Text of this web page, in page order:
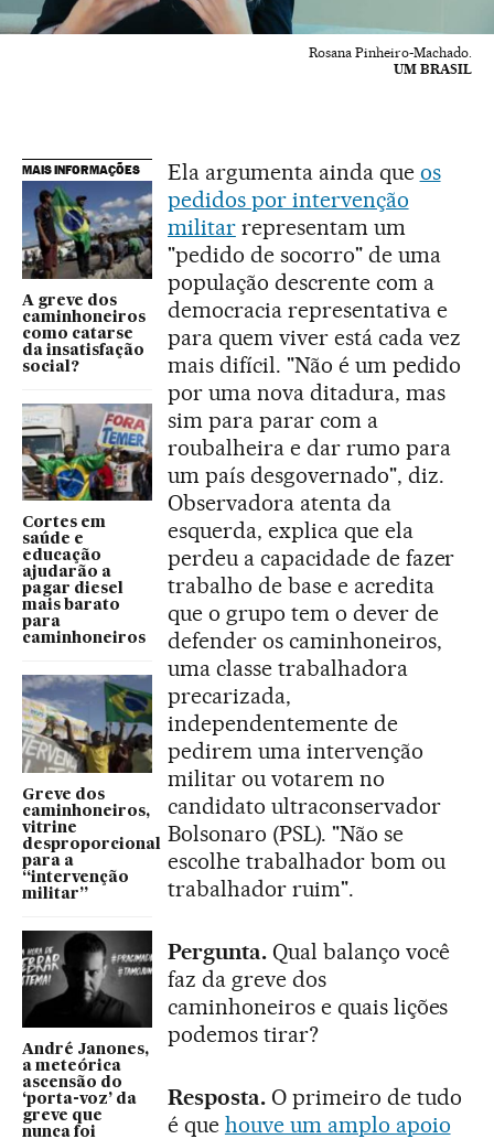
Rosana Pinheiro-Machado.
UM BRASIL
MAIS INFORMAÇÕES
A greve dos
caminhoneiros
como catarse
da insatisfação
social?
Cortes em
saúde e
educação
ajudarão a
pagar diesel
mais barato
para
caminhoneiros
Greve dos
caminhoneiros,
vitrine
desproporcional
para a
“intervenção
militar”
André Janones,
a meteórica
ascensão do
‘porta-voz’ da
greve que
nunca foi
Ela argumenta ainda que os
pedidos por intervenção
militarrepresentam um
"pedido de socorro" de uma
população descrente com a
democracia representativa e
para quem viver está cada vez
mais difícil. "Não é um pedido
por uma nova ditadura, mas
sim para parar com a
roubalheira e dar rumo para
um país desgovernado", diz.
Observadora atenta da
esquerda, explica que ela
perdeu a capacidade de fazer
trabalho de base e acredita
que o grupo tem o dever de
defender os caminhoneiros,
uma classe trabalhadora
precarizada,
independentemente de
pedirem uma intervenção
militar ou votarem no
candidato ultraconservador
Bolsonaro (PSL). "Não se
escolhe trabalhador bom ou
trabalhador ruim".
Pergunta.Qual balanço você
faz da greve dos
caminhoneiros e quais lições
podemos tirar?
Resposta.O primeiro de tudo
é que houve um amplo apoio